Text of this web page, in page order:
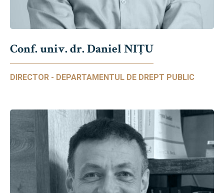
Conf. univ. dr. Daniel NIŢU
DIRECTOR - DEPARTAMENTUL DE DREPT PUBLIC